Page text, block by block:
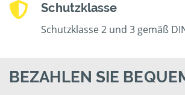
Schutzklasse
Schutzklasse 2 und 3 gemäß
BEZAHLEN SIE